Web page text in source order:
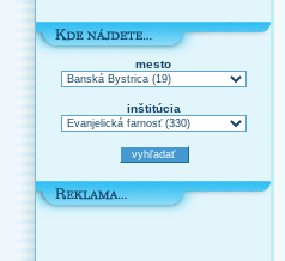
mesto
inštitúcia